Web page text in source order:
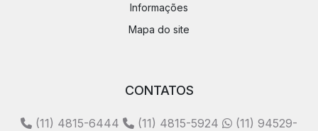
Informações
Mapa do site
CONTATOS
(11) 4815-6444 (11) 4815-5924
(11) 94529-